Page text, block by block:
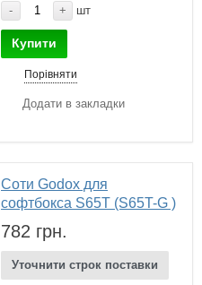
- + шт
Купити
Порівняти
Додати в закладки
Соти Godox для
софтбокса S65T (S65T-G )
782 грн.
Уточнити строк поставки